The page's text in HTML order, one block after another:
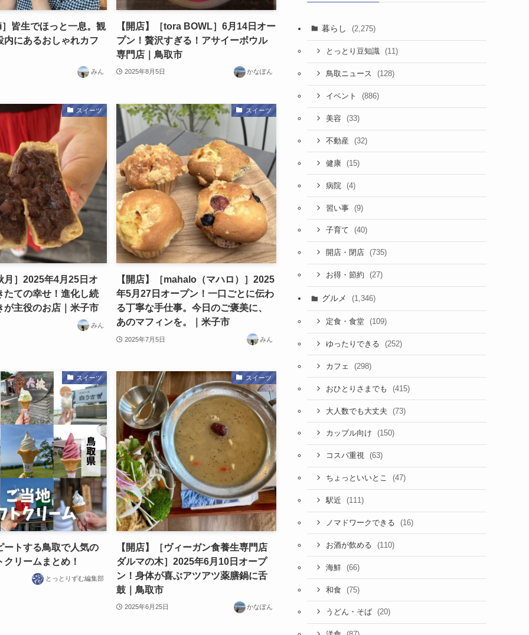
皆生でほっと一息。観
内にあるおしゃれカフ
みん
【開店】［tora BOWL］6月14日オー
プン！贅沢すぎる！アサイーボウル
専門店｜鳥取市
2025年8月5日 かなぽん
スイーツ
月］2025年4月25日オ
たての幸せ！進化し続
が主役のお店｜米子市
みん
スイーツ
【開店】［mahalo（マハロ）］2025
年5月27日オープン！一口ごとに伝わ
る丁寧な手仕事。今日のご褒美に、
あのマフィンを。｜米子市
2025年7月5日 みん
スイーツ
ートする鳥取で人気の
リームまとめ！
とっとりずむ編集部
スイーツ
【開店】［ヴィーガン食養生専門店
ダルマの木］2025年6月10日オープ
ン！身体が喜ぶアツアツ薬膳鍋に舌
鼓｜鳥取市
2025年6月25日 かなぽん
暮らし (2,275)
とっとり豆知識 (11)
鳥取ニュース (128)
イベント (886)
美容 (33)
不動産 (32)
健康 (15)
病院 (4)
習い事 (9)
子育て (40)
開店・閉店 (735)
お得・節約 (27)
グルメ (1,346)
定食・食堂 (109)
ゆったりできる (252)
カフェ (298)
おひとりさまでも (415)
大人数でも大丈夫 (73)
カップル向け (150)
コスパ重視 (63)
ちょっといいとこ (47)
駅近 (111)
ノマドワークできる (16)
お酒が飲める (110)
海鮮 (66)
和食 (75)
うどん・そば (20)